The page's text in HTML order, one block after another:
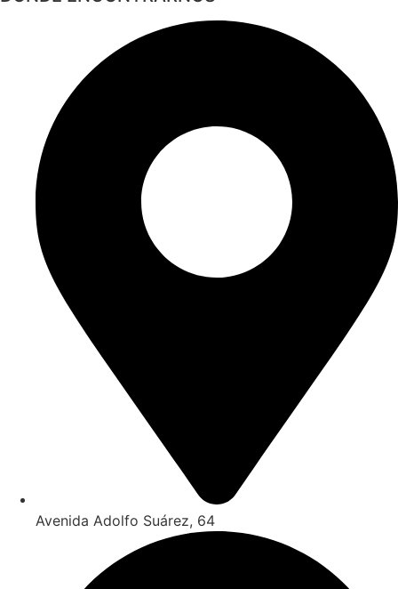
Avenida Adolfo Suárez, 64